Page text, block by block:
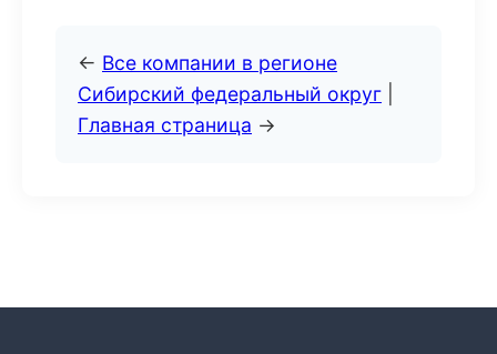
← Все компании в регионе
Сибирский федеральный округ
Главная страница →